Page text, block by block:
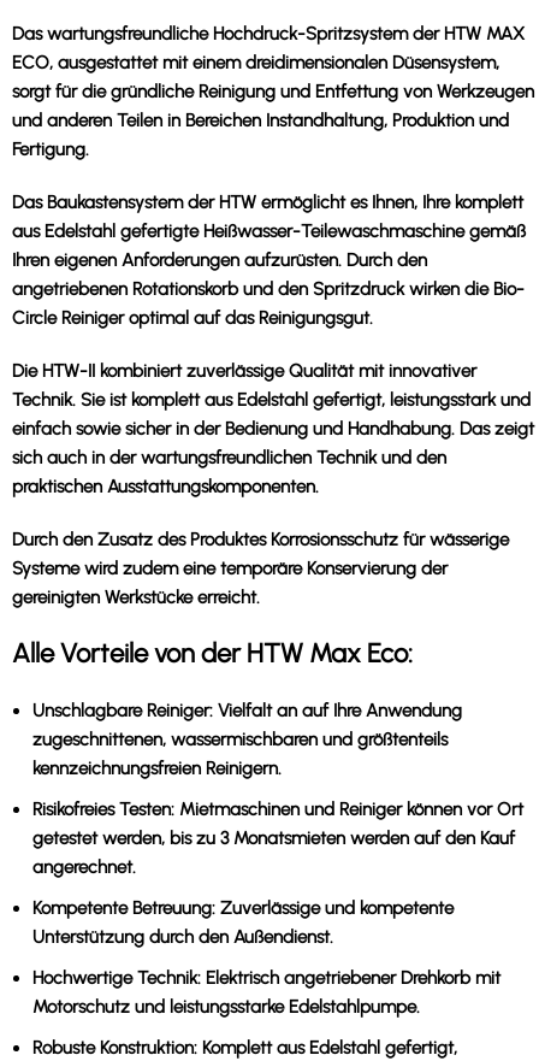
Das wartungsfreundliche Hochdruck-Spritzsystem der HTW MAX
ECO, ausgestattet mit einem dreidimensionalen Düsensystem,
sorgt für die gründliche Reinigung und Entfettung von Werkzeugen
und anderen Teilen in Bereichen Instandhaltung, Produktion und
Fertigung.
Das Baukastensystem der HTW ermöglicht es Ihnen, Ihre komplett
aus Edelstahl gefertigte Heißwasser-Teilewaschmaschine gemäß
Ihren eigenen Anforderungen aufzurüsten. Durch den
angetriebenen Rotationskorb und den Spritzdruck wirken die Bio-
Circle Reiniger optimal auf das Reinigungsgut.
Die HTW-II kombiniert zuverlässige Qualität mit innovativer
Technik. Sie ist komplett aus Edelstahl gefertigt, leistungsstark und
einfach sowie sicher in der Bedienung und Handhabung. Das zeigt
sich auch in der wartungsfreundlichen Technik und den
praktischen Ausstattungskomponenten.
Durch den Zusatz des Produktes Korrosionsschutz für wässerige
Systeme wird zudem eine temporäre Konservierung der
gereinigten Werkstücke erreicht.
Alle Vorteile von der HTW Max Eco:
Unschlagbare Reiniger: Vielfalt an auf Ihre Anwendung
zugeschnittenen, wassermischbaren und größtenteils
kennzeichnungsfreien Reinigern.
Risikofreies Testen: Mietmaschinen und Reiniger können vor Ort
getestet werden, bis zu 3 Monatsmieten werden auf den Kauf
angerechnet.
Kompetente Betreuung: Zuverlässige und kompetente
Unterstützung durch den Außendienst.
Hochwertige Technik: Elektrisch angetriebener Drehkorb mit
Motorschutz und leistungsstarke Edelstahlpumpe.
Robuste Konstruktion: Komplett aus Edelstahl gefertigt,